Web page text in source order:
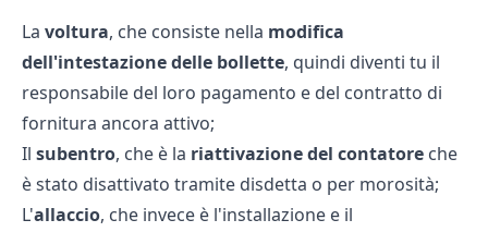
La voltura, che consiste nella modifica
dell'intestazione delle bollette, quindi diventi tu il
responsabile del loro pagamento e del contratto di
fornitura ancora attivo;
Il subentro, che è la riattivazione del contatore che
è stato disattivato tramite disdetta o per morosità;
L'allaccio, che invece è l'installazione e il